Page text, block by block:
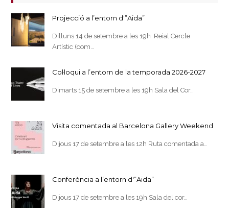
Projecció a l’entorn d'”Aida”
Dilluns 14 de setembre a les 19h Reial Cercle
Artístic (com…
Col·loqui a l’entorn de la temporada 2026-2027
Dimarts 15 de setembre a les 19h Sala del Cor…
Visita comentada al Barcelona Gallery Weekend
Dijous 17 de setembre a les 12h Ruta comentada a…
Conferència a l’entorn d'”Aida”
Dijous 17 de setembre a les 19h Sala del cor…